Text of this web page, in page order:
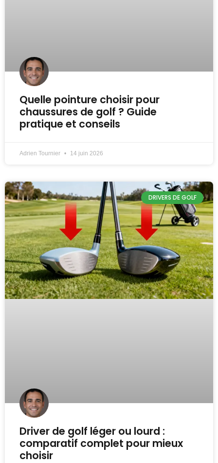
Quelle pointure choisir pour
chaussures de golf ? Guide
pratique et conseils
Adrien Tournier 14 juin 2026
DRIVERS DE GOLF
Driver de golf léger ou lourd :
comparatif complet pour mieux
choisir